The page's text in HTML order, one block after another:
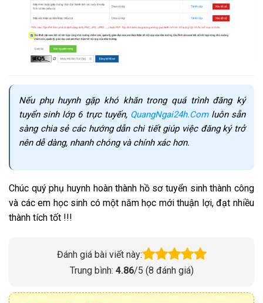
Nếu phụ huynh gặp khó khăn trong quá trình đăng ký
tuyển sinh lớp 6 trực tuyến, QuangNgai24h.Comluôn sẵn
sàng chia sẻ các hướng dẫn chi tiết giúp việc đăng ký trở
nên dễ dàng, nhanh chóng và chính xác hơn.
Chúc quý phụ huynh hoàn thành hồ sơ tuyển sinh thành công
và các em học sinh có một năm học mới thuận lợi, đạt nhiều
thành tích tốt !!!
Đánh giá bài viết này:
Trung bình: 4.86/5 (8 đánh giá)